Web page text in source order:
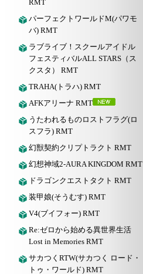
RMT
パーフェクトワールドM(パワモ
バ) RMT
ラブライブ！スクールアイドル
フェスティバルALL STARS（ス
クスタ） RMT
TRAHA(トラハ) RMT
AFKアリーナ RMT
うたわれるものロストフラグ(ロ
スフラ) RMT
幻獣契約クリプトラクト RMT
幻想神域2-AURA KINGDOM RMT
ドラゴンクエストタクト RMT
装甲娘(そうむす) RMT
V4(ブイフォー) RMT
Re:ゼロから始める異世界生活
Lost in Memories RMT
サカつくRTW(サカつく ロード・
トゥ・ワールド) RMT